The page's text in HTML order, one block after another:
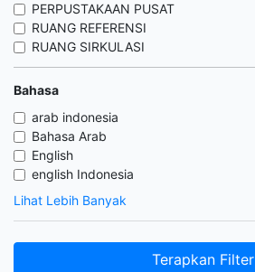
PERPUSTAKAAN PUSAT
RUANG REFERENSI
RUANG SIRKULASI
Bahasa
arab indonesia
Bahasa Arab
English
english Indonesia
Lihat Lebih Banyak
Terapkan Filter